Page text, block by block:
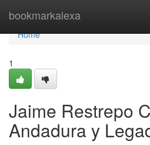
bookmarkalexa
Home
Home
1
Jaime Restrepo
Andadura y